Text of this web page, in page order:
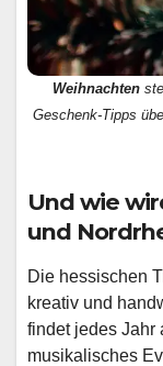
Weihnachten
Geschenk-Tipps
Und wie
und
Die hessischen
kreativ und
findet jedes Jahr
musikalisches